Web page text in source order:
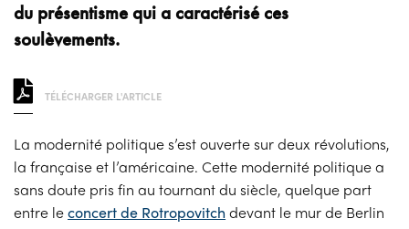
du présentisme qui a caractérisé ces
soulèvements.
TÉLÉCHARGER L'ARTICLE
La modernité politique s’est ouverte sur deux révolutions,
la française et l’américaine. Cette modernité politique a
sans doute pris fin au tournant du siècle, quelque part
entre leconcert de Rotropovitch devant le mur de Berlin